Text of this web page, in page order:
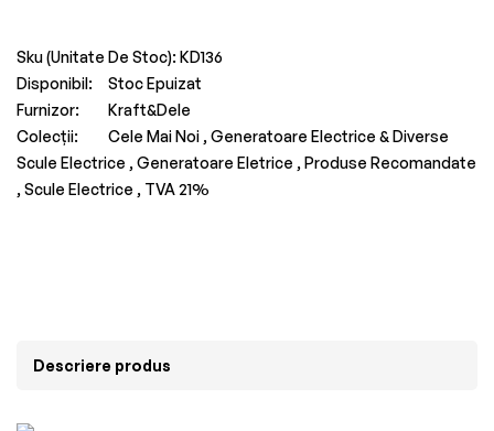
Sku (Unitate De Stoc): KD136
Disponibil:
Stoc Epuizat
Furnizor:
Kraft&Dele
Colecții:
Cele Mai Noi , Generatoare Electrice & Diverse
Scule Electrice , Generatoare Eletrice , Produse Recomandate
, Scule Electrice , TVA 21%
Descriere produs